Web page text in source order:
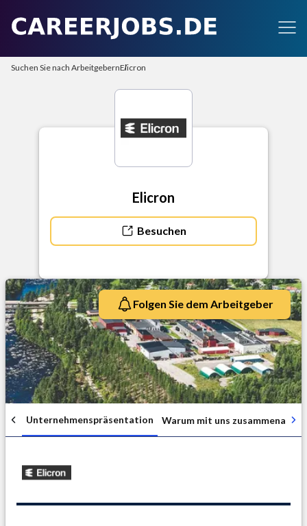
Suchen Sie nach ArbeitgebernElicron
Elicron
Besuchen
Folgen Sie dem Arbeitgeber
Unternehmenspräsentation Warum mit uns